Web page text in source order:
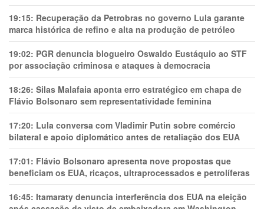
19:15: Recuperação da Petrobras no governo Lula garante
marca histórica de refino e alta na produção de petróleo
19:02: PGR denuncia blogueiro Oswaldo Eustáquio ao STF
por associação criminosa e ataques à democracia
18:26: Silas Malafaia aponta erro estratégico em chapa de
Flávio Bolsonaro sem representatividade feminina
17:20: Lula conversa com Vladimir Putin sobre comércio
bilateral e apoio diplomático antes de retaliação dos EUA
17:01: Flávio Bolsonaro apresenta nove propostas que
beneficiam os EUA, ricaços, ultraprocessados e petrolíferas
16:45: Itamaraty denuncia interferência dos EUA na eleição